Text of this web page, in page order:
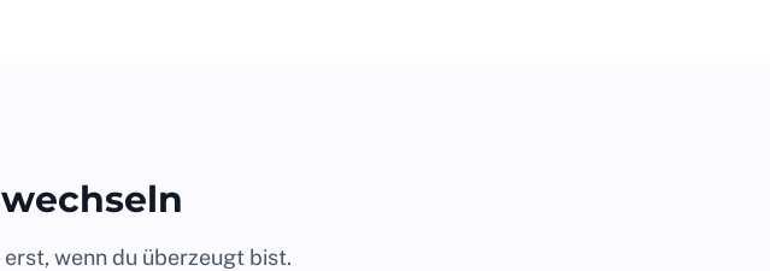
wenn du überzeugt bist.